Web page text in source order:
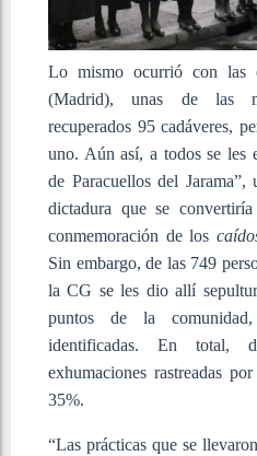
Lo mismo ocurrió con las
(Madrid), unas de las
recuperados 95 cadáveres,
uno. Aún así, a todos se les
de Paracuellos del
dictadura que se
conmemoración de los
Sin embargo, de las 749
la CG se les dio allí
puntos de la
identificadas. En
exhumaciones rastreadas
35%.
“Las prácticas que se